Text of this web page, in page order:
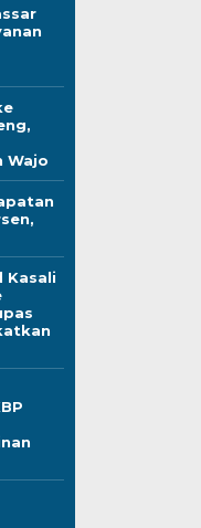
Wajo
Kasali